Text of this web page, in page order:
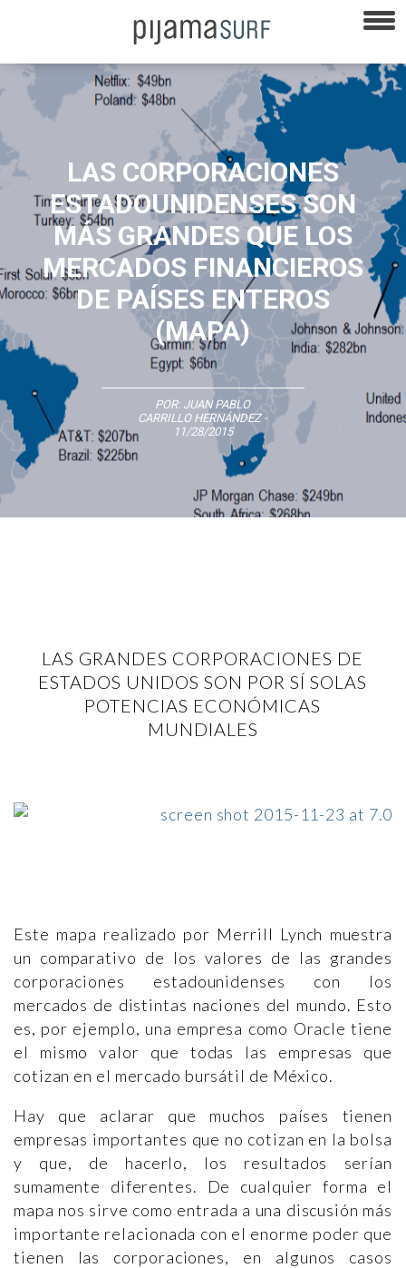
LAS CORPORACIONES
ESTADOUNIDENSES SON
MÁS GRANDES QUE LOS
MERCADOS FINANCIEROS
DE PAÍSES ENTEROS
(MAPA)
POR: JUAN PABLO
CARRILLO HERNÁNDEZ-
11/28/2015
LAS GRANDES CORPORACIONES DE
ESTADOS UNIDOS SON POR SÍ SOLAS
POTENCIAS ECONÓMICAS
MUNDIALES
Este mapa realizado por Merrill Lynch muestra
un comparativo de los valores de las grandes
corporaciones estadounidenses con los
mercados de distintas naciones del mundo. Esto
es, por ejemplo, una empresa como Oracle tiene
el mismo valor que todas las empresas que
cotizan en el mercado bursátil de México.
Hay que aclarar que muchos países tienen
empresas importantes que no cotizan en la bolsa
y que, de hacerlo, los resultados serían
sumamente diferentes. De cualquier forma el
mapa nos sirve como entrada a una discusión más
importante relacionada con el enorme poder que
tienen las corporaciones, en algunos casos